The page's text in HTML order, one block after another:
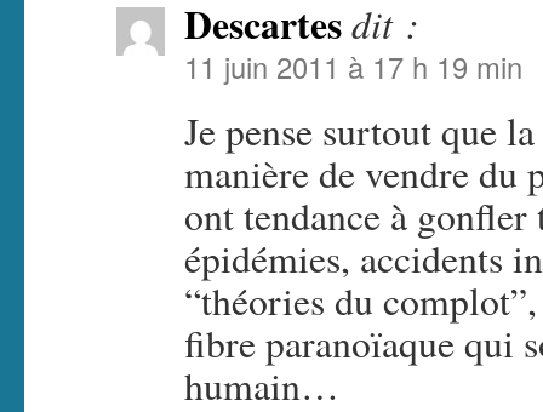
Descartesdit :
11 juin 2011 à 17 h 19 min
Je pense surtout que
manière de vendre du
ont tendance à gonfler
épidémies, accidents
“théories du
fibre paranoïaque qui
humain…